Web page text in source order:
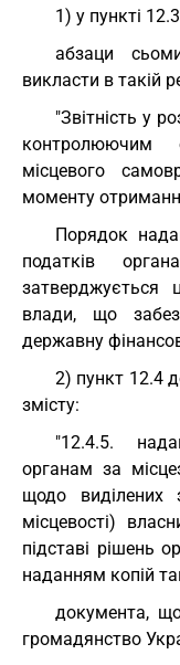
1) у пункті
абзаци
викласти в такій
"Звітність у
контролюючим
місцевого
моменту
Порядок
податків
затверджується
влади, що
державну
2) пункт 12.4
змісту:
"12.4.5.
органам за
щодо виділених
місцевості)
підставі рішень
наданням копій
документа,
громадянство